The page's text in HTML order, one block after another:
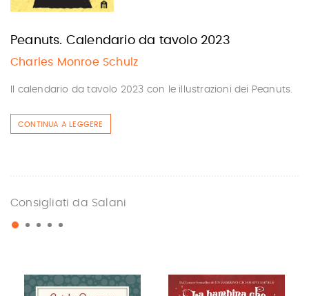
Peanuts. Calendario da tavolo 2023
Charles Monroe Schulz
Il calendario da tavolo 2023 con le illustrazioni dei Peanuts.
CONTINUA A LEGGERE
Consigliati da Salani